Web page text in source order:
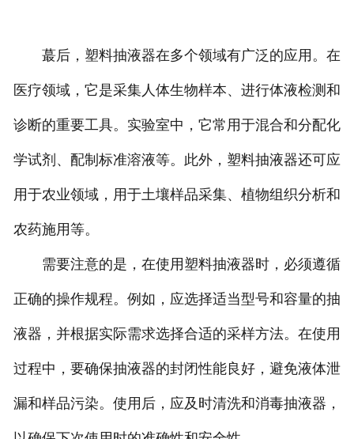
蕞后，塑料抽液器在多个领域有广泛的应用。在
医疗领域，它是采集人体生物样本、进行体液检测和
诊断的重要工具。实验室中，它常用于混合和分配化
学试剂、配制标准溶液等。此外，塑料抽液器还可应
用于农业领域，用于土壤样品采集、植物组织分析和
农药施用等。
需要注意的是，在使用塑料抽液器时，必须遵循
正确的操作规程。例如，应选择适当型号和容量的抽
液器，并根据实际需求选择合适的采样方法。在使用
过程中，要确保抽液器的封闭性能良好，避免液体泄
漏和样品污染。使用后，应及时清洗和消毒抽液器，